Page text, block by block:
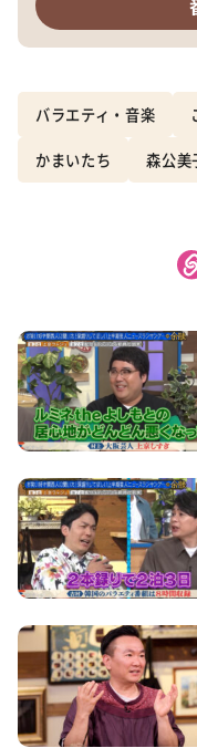
バラエティ・音楽
かまいたち 森公美